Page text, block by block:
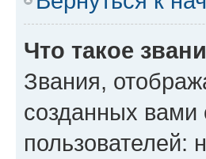
Что такое
Звания,
созданных
пользователей: